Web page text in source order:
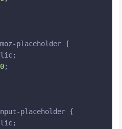
placeholder {
;
placeholder {